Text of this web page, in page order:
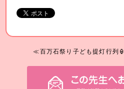
≪百万石祭り子ども提灯行列🏮